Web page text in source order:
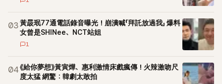
03黃晸珉77通電話錄音曝光！崩潰喊「拜託放過我」 爆料
女曾是SHINee、NCT站姐
1
04《給你夢想》黃寅燁、惠利激情床戲瘋傳！火辣激吻尺
度太猛 網驚：韓劇太敢拍